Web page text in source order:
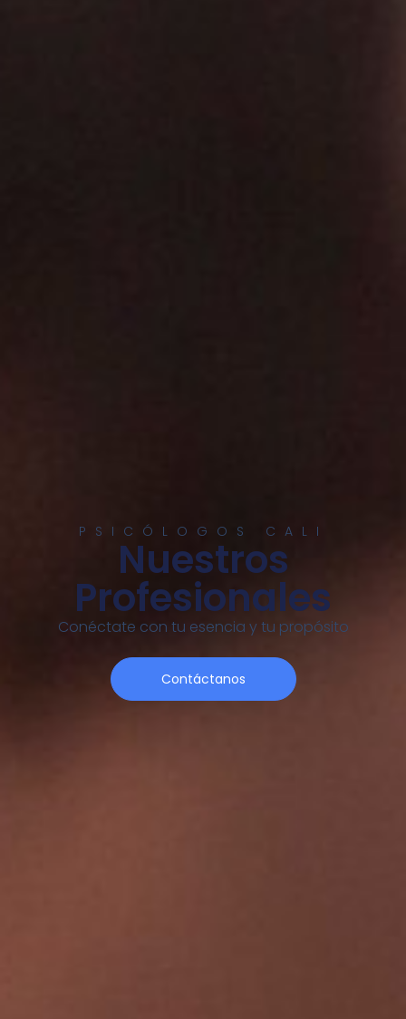
PSICÓLOGOS CALI
Nuestros
Profesionales
Conéctate con tu esencia y tu propósito
Contáctanos